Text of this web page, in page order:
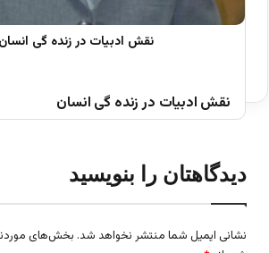
نقش ادبیات در زنده گی انسان
دیدگاهتان را بنویسید
نشانی ایمیل شما منتشر نخواهد شد. بخش‌های